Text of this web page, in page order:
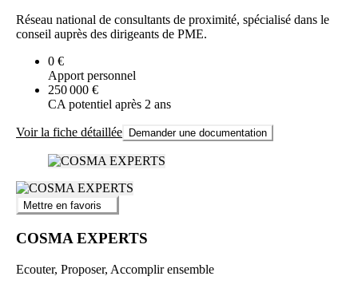
Réseau national de consultants de proximité, spécialisé dans le
conseil auprès des dirigeants de PME.
0 €
Apport personnel
250 000 €
CA potentiel après 2 ans
Voir la fiche détaillée Demander une documentation
Mettre en favoris
COSMA EXPERTS
Ecouter, Proposer, Accomplir ensemble